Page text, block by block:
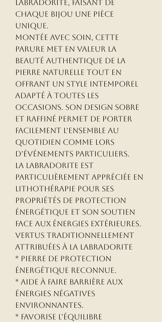
labradorite, faisant de
chaque bijou une pièce
unique.
Montée avec soin, cette
parure met en valeur la
beauté authentique de la
pierre naturelle tout en
offrant un style intemporel
adapté à toutes les
occasions. Son design sobre
et raffiné permet de porter
facilement l’ensemble au
quotidien comme lors
d’événements particuliers.
La labradorite est
particulièrement appréciée en
lithothérapie pour ses
propriétés de protection
énergétique et son soutien
face aux énergies extérieures.
Vertus traditionnellement
attribuées à la Labradorite
* Pierre de protection
énergétique reconnue.
* Aide à faire barrière aux
énergies négatives
environnantes.
* Favorise l’équilibre